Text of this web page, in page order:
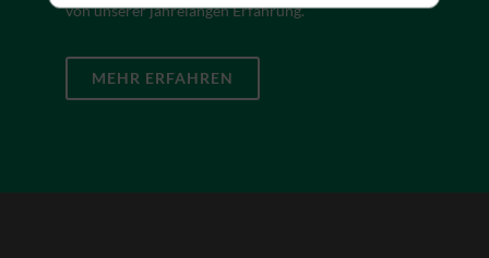
von unserer jahrelangen Erfahrung.
MEHR ERFAHREN